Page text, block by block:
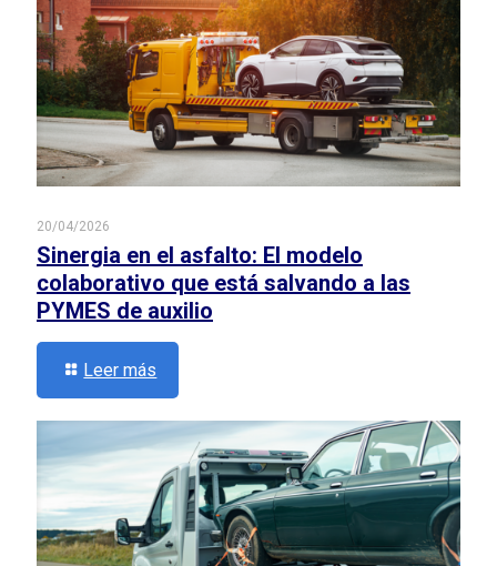
20/04/2026
Sinergia en el asfalto: El modelo
colaborativo que está salvando a las
PYMES de auxilio
Leer más